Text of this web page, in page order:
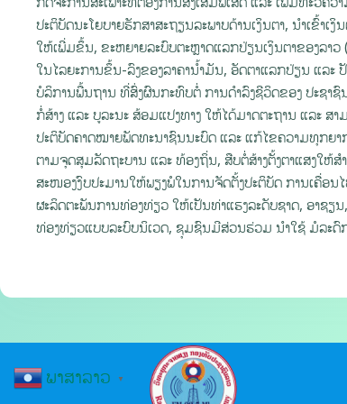
ປະຕິບັດນະໂຍບາຍຮັກສາສະຖຽນລະພາບດ້ານເງິນຕາ, ນໍາເຂົ້າ
ໃຫ້ເພີ່ມຂຶ້ນ, ຂະຫຍາຍລະບົບຕະຫຼາດແລກປ່ຽນເງິນຕາຂອງລ
ໃນໄລຍະການຂຶ້ນ-ລົງຂອງລາຄານໍ້າມັນ, ອັດຕາແລກປ່ຽນ ແລະ
ບໍລິການພື້ນຖານ ທີ່ສົ່ງຜົນກະທົບຕໍ່ ການດໍາລົງຊີວິດຂອງ ປະຊາ
ກໍ່ສ້າງ ແລະ ບູລະນະ ສ້ອມແປງທາງ ໃຫ້ໄດ້ມາດຕະຖານ ແລະ
ປະຕິບັດຄາດໝາຍພັດທະນາຊົນນະບົດ ແລະ ແກ້ໄຂຄວາມທຸກຍາ
ຕາມຈຸດສຸມລັດຖະບານ ແລະ ທ້ອງຖິ່ນ, ສືບຕໍ່ສ້າງຕັ້ງຕາແສງໃຫ້
ສະໜອງງົບປະມານໃຫ້ພຽງພໍໃນການຈັດຕັ້ງປະຕິບັດ ການເຄື່ອນ
ຜະລິດຕະພັນການທ່ອງທ່ຽວ ໃຫ້ເປັນທ່າແຮງລະດັບຊາດ, ອາຊຽ
ທ່ອງທ່ຽວແບບລະບົບນິເວດ, ຊຸມຊົນມີສ່ວນຮ່ວມ ນໍາໃຊ້ ມໍລະດົ
ພາສາລາວ ▼